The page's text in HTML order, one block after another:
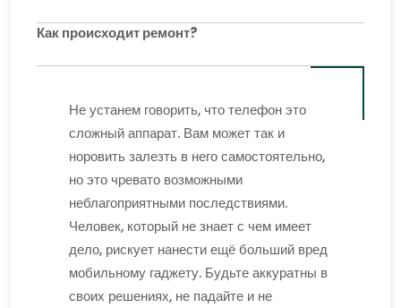
Как происходит ремонт?
Не устанем говорить, что телефон это
сложный аппарат. Вам может так и
норовить залезть в него самостоятельно,
но это чревато возможными
неблагоприятными последствиями.
Человек, который не знает с чем имеет
дело, рискует нанести ещё больший вред
мобильному гаджету. Будьте аккуратны в
своих решениях, не падайте и не